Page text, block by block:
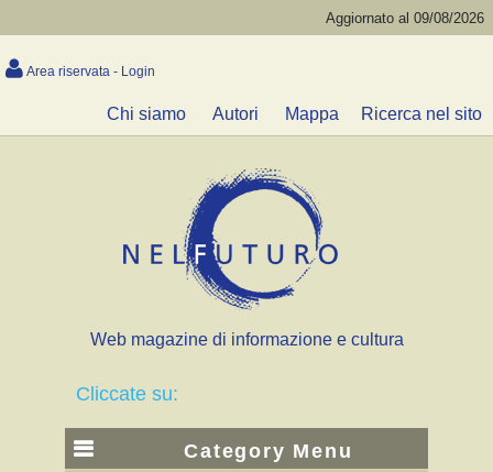
Aggiornato al 09/08/2026
Area riservata - Login
Chi siamo Autori Mappa Ricerca nel sito
Web magazine di informazione e cultura
Cliccate su:
Category Menu